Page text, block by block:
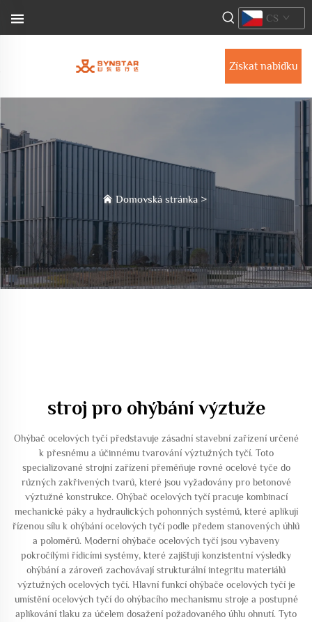
Získat nabídku
CS
Domovská stránka >
stroj pro ohýbání výztuže
Ohýbač ocelových tyčí představuje zásadní stavební zařízení určené
k přesnému a účinnému tvarování výztužných tyčí. Toto
specializované strojní zařízení přeměňuje rovné ocelové tyče do
různých zakřivených tvarů, které jsou vyžadovány pro betonové
výztužné konstrukce. Ohýbač ocelových tyčí pracuje kombinací
mechanické páky a hydraulických pohonných systémů, které aplikují
řízenou sílu k ohýbání ocelových tyčí podle předem stanovených úhlů
a poloměrů. Moderní ohýbače ocelových tyčí jsou vybaveny
pokročilými řídicími systémy, které zajišťují konzistentní výsledky
ohýbání a zároveň zachovávají strukturální integritu materiálů
výztužných ocelových tyčí. Hlavní funkcí ohýbače ocelových tyčí je
umístění ocelových tyčí do ohýbacího mechanismu stroje a postupné
aplikování tlaku za účelem dosažení požadovaného úhlu ohnutí. Tyto